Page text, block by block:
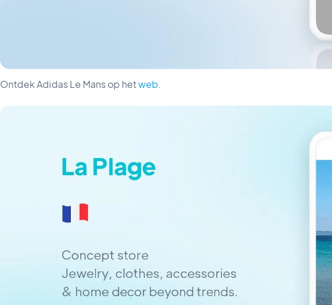
Ontdek Adidas Le Mans op hetweb.